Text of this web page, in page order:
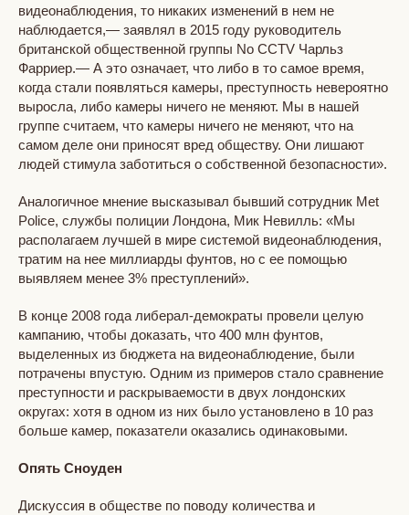
видеонаблюдения, то никаких изменений в нем не
наблюдается,— заявлял в 2015 году руководитель
британской общественной группы No CCTV Чарльз
Фарриер.— А это означает, что либо в то самое время,
когда стали появляться камеры, преступность невероятно
выросла, либо камеры ничего не меняют. Мы в нашей
группе считаем, что камеры ничего не меняют, что на
самом деле они приносят вред обществу. Они лишают
людей стимула заботиться о собственной безопасности».
Аналогичное мнение высказывал бывший сотрудник Met
Police, службы полиции Лондона, Мик Невилль: «Мы
располагаем лучшей в мире системой видеонаблюдения,
тратим на нее миллиарды фунтов, но с ее помощью
выявляем менее 3% преступлений».
В конце 2008 года либерал-демократы провели целую
кампанию, чтобы доказать, что 400 млн фунтов,
выделенных из бюджета на видеонаблюдение, были
потрачены впустую. Одним из примеров стало сравнение
преступности и раскрываемости в двух лондонских
округах: хотя в одном из них было установлено в 10 раз
больше камер, показатели оказались одинаковыми.
Опять Сноуден
Дискуссия в обществе по поводу количества и